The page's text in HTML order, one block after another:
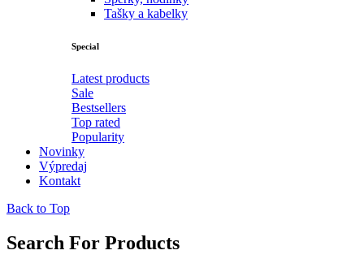
Tašky a kabelky
Special
Latest products
Sale
Bestsellers
Top rated
Popularity
Novinky
Výpredaj
Kontakt
Back to Top
Search For Products